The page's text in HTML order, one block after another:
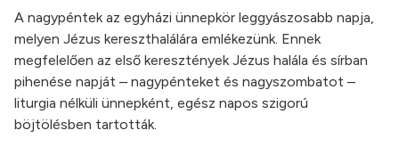
A nagypéntek az egyházi ünnepkör leggyászosabb napja,
melyen Jézus kereszthalálára emlékezünk. Ennek
megfelelően az első keresztények Jézus halála és sírban
pihenése napját – nagypénteket és nagyszombatot –
liturgia nélküli ünnepként, egész napos szigorú
böjtölésben tartották.